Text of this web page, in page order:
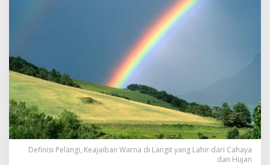
Definisi Pelangi, Keajaiban Warna di Langit yang Lahir dari Cahaya
dan Hujan